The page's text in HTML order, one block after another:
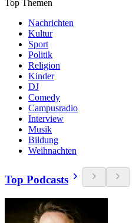
Top Themen
Nachrichten
Kultur
Sport
Politik
Religion
Kinder
DJ
Comedy
Campusradio
Interview
Musik
Bildung
Weihnachten
Top Podcasts